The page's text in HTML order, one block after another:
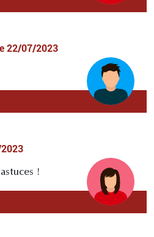
le 22/07/2023
!